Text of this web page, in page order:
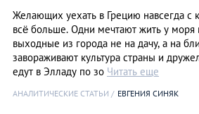
Желающих уехать в Грецию навсегда с
всё больше. Одни мечтают жить у моря
выходные из города не на дачу, а на
завораживают культура страны и
едут в Элладу по зо Читать еще
АНАЛИТИЧЕСКИЕ СТАТЬИ ЕВГЕНИЯ СИНЯК